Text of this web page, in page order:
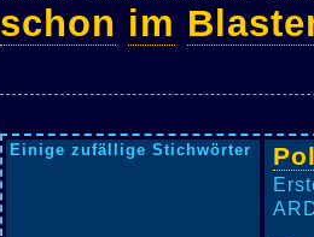
schon im
Einige zufällige Stichwörter